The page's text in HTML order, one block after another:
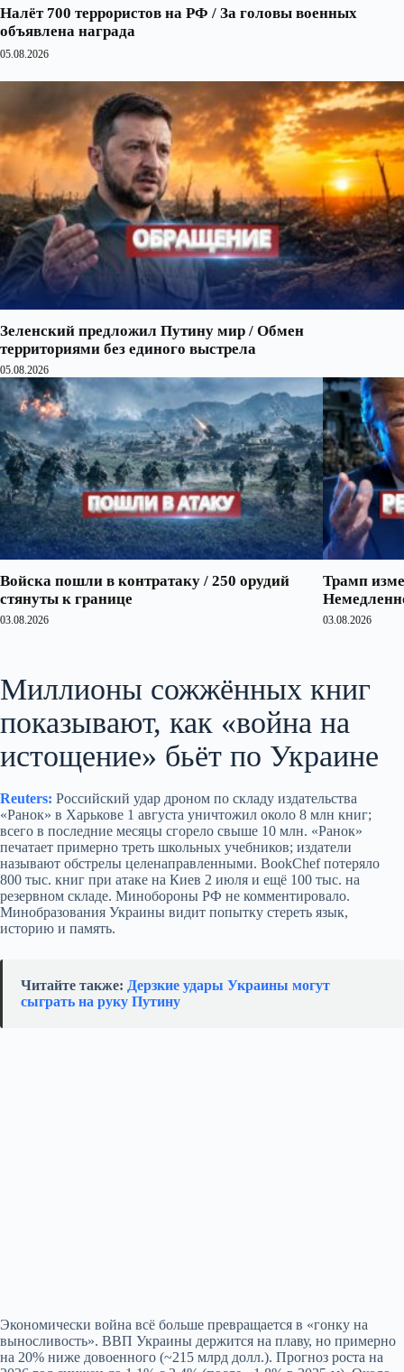
Налёт 700 террористов на РФ / За головы военных
объявлена награда
05.08.2026
Зеленский предложил Путину мир / Обмен
территориями без единого выстрела
05.08.2026
Войска пошли в контратаку / 250 орудий
стянуты к границе
03.08.2026
Трамп
03.08.2026
Миллионы сожжённых книг
показывают, как «война на
истощение» бьёт по Украине
Reuters: Российский удар дроном по складу издательства
«Ранок» в Харькове 1 августа уничтожил около 8 млн книг;
всего в последние месяцы сгорело свыше 10 млн. «Ранок»
печатает примерно треть школьных учебников; издатели
называют обстрелы целенаправленными. BookChef потеряло
800 тыс. книг при атаке на Киев 2 июля и ещё 100 тыс. на
резервном складе. Минобороны РФ не комментировало.
Минобразования Украины видит попытку стереть язык,
историю и память.
Читайте также: Дерзкие удары Украины могут
сыграть на руку Путину
Экономически война всё больше превращается в «гонку на
выносливость». ВВП Украины держится на плаву, но примерно
на 20% ниже довоенного (~215 млрд долл.). Прогноз роста на